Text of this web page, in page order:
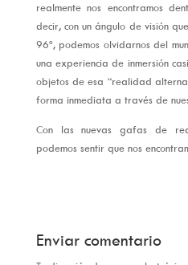
realmente nos encontramos
decir, con un ángulo de visión
96º, podemos olvidarnos del
una experiencia de inmersión
objetos de esa “realidad
forma inmediata a través de
Con las nuevas gafas de
podemos sentir que nos
Enviar comentario